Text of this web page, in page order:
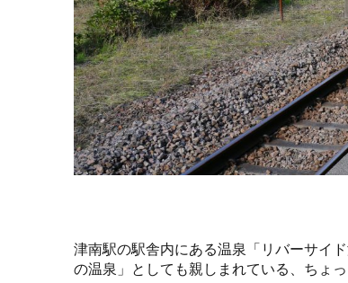
津南駅の駅舎内にある温泉「リバーサイ
の温泉」としても親しまれている、ちょ